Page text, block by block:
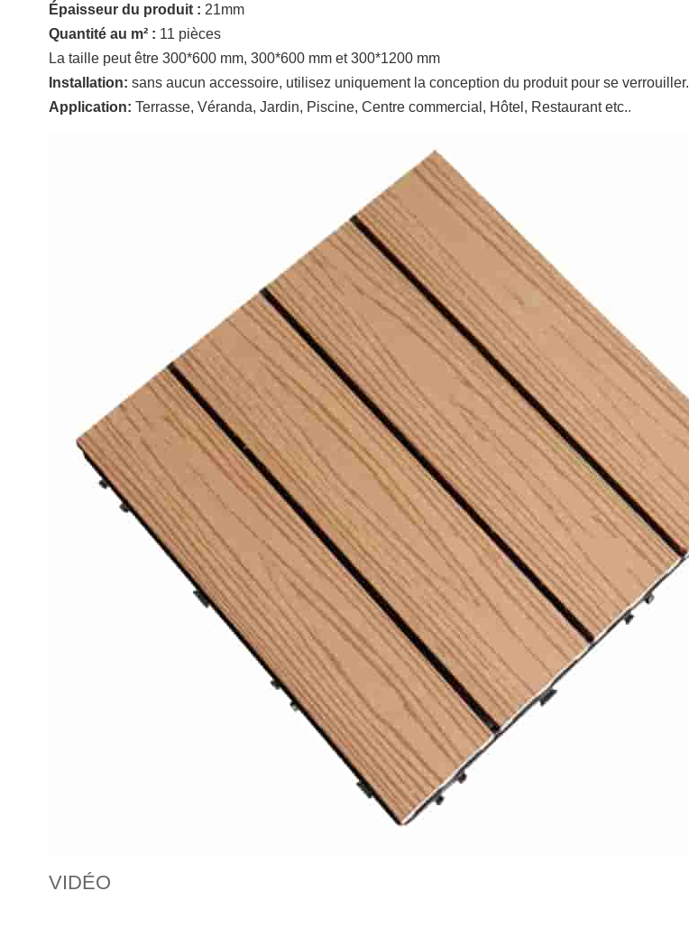
Épaisseur du produit : 21mm
Quantité au m² : 11 pièces
La taille peut être 300*600 mm, 300*600 mm et 300*1200 mm
Installation: sans aucun accessoire, utilisez uniquement la conception du produit pour se verrouiller.
Application: Terrasse, Véranda, Jardin, Piscine, Centre commercial, Hôtel, Restaurant etc..
VIDÉO